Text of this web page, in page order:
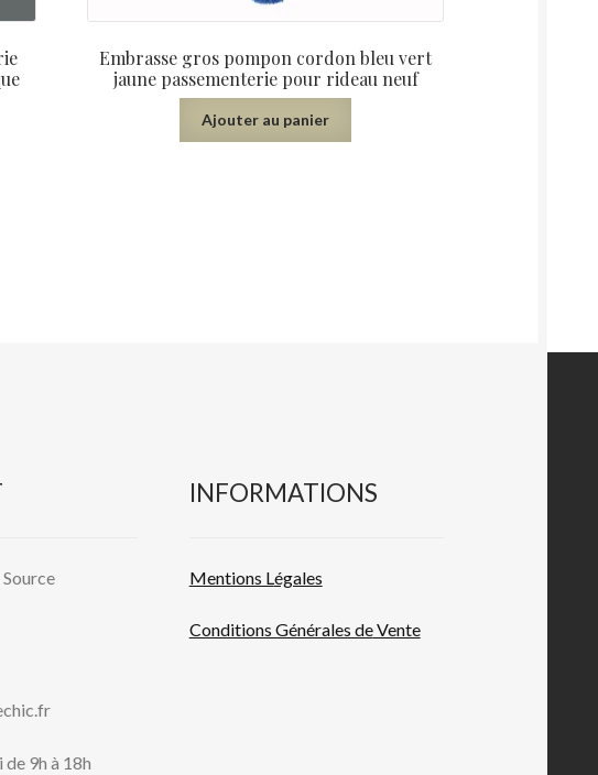
Embrasse gros pompon cordon bleu vert
jaune passementerie pour rideau neuf
Ajouter au panier
de 9h à 18h
INFORMATIONS
Mentions Légales
Conditions Générales deVente